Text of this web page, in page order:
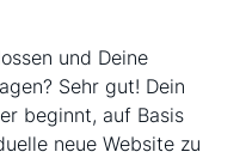
und Deine
Sehr gut! Dein
beginnt, auf Basis
neue Website zu